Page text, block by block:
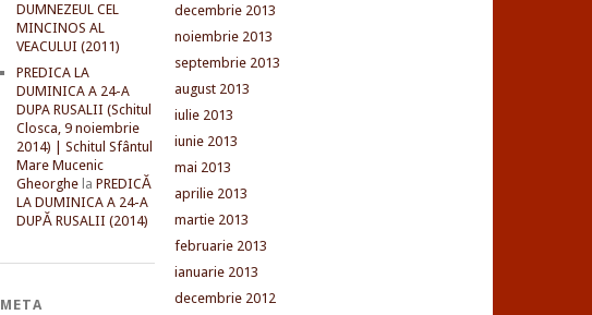
DUMNEZEUL CEL
MINCINOS AL
VEACULUI (2011)
PREDICA LA
DUMINICA A 24-A
DUPA RUSALII (Schitul
Closca, 9 noiembrie
2014) | Schitul Sfântul
Mare Mucenic
Gheorghela PREDICĂ
LA DUMINICA A 24-A
DUPĂ RUSALII (2014)
META
decembrie 2013
noiembrie 2013
septembrie 2013
august 2013
iulie 2013
iunie 2013
mai 2013
aprilie 2013
martie 2013
februarie 2013
ianuarie 2013
decembrie 2012